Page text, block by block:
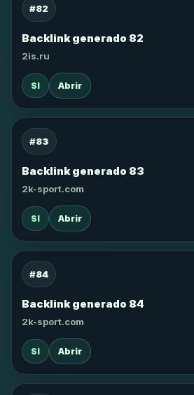
#82
Backlink generado 82
2is.ru
SI Abrir
#83
Backlink generado 83
2k-sport.com
SI Abrir
#84
Backlink generado 84
2k-sport.com
SI Abrir